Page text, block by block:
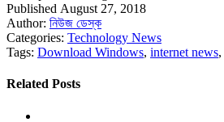
Published August 27, 2018
Author: নিউজ ডেস্ক
Categories: Technology News
Tags: Download Windows, internet news,
Related Posts